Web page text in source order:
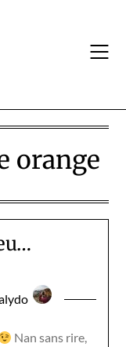
orange
Nan sans rire,